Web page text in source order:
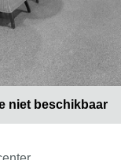
niet beschikbaar